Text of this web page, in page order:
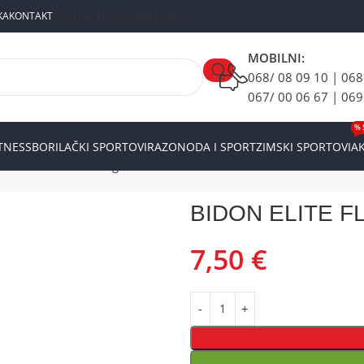
KONTAKT
MOBILNI:
068/ 08 09 10 |
067/ 00 06 67 |
BORILAČKI SPORTOVIRAZONODA I SPORTZIMSKI SPORTOVI
%
BIDON ELITE
7,50 €